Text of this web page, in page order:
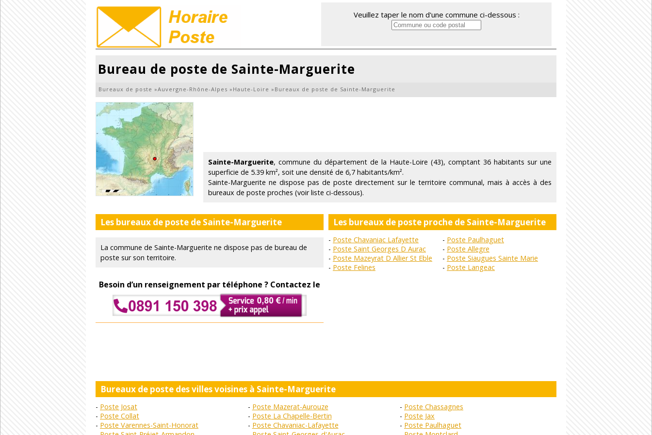
Veuillez taper le nom d'une commune ci-dessous :
Bureau de poste de Sainte-Marguerite
Bureaux de poste »Auvergne-Rhône-Alpes » Haute-Loire » Bureaux de poste de Sainte-Marguerite
Sainte-Marguerite, commune du département de la Haute-Loire (43), comptant 36 habitants sur une
superficie de 5.39 km², soit une densité de 6,7 habitants/km².
Sainte-Marguerite ne dispose pas de poste directement sur le territoire communal, mais à accès à des
bureaux de poste proches (voir liste ci-dessous).
Les bureaux de poste de Sainte-Marguerite
La commune de Sainte-Marguerite ne dispose pas de bureau de
poste sur son territoire.
Besoin d’un renseignement par téléphone ? Contactez le
Les bureaux de poste proche de Sainte-Marguerite
Poste Chavaniac Lafayette
Poste Paulhaguet
Poste Saint Georges D Aurac
Poste Allegre
Poste Mazeyrat D Allier St Eble
Poste Siaugues Sainte Marie
Poste Felines
Poste Langeac
Bureaux de poste des villes voisines à Sainte-Marguerite
Poste Josat Poste Mazerat-Aurouze
Poste Chassagnes
Poste Collat
Poste La Chapelle-Bertin
Poste Jax
Poste Varennes-Saint-Honorat
Poste Chavaniac-Lafayette
Poste Paulhaguet